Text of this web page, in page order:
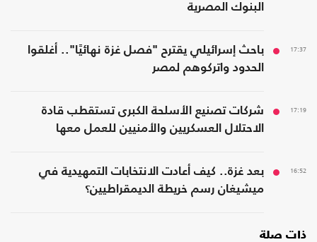
البنوك المصرية
17:37
باحث إسرائيلي يقترح "فصل غزة نهائيًا".. أغلقوا
الحدود واتركوهم لمصر
17:19
شركات تصنيع الأسلحة الكبرى تستقطب قادة
الاحتلال العسكريين والأمنيين للعمل معها
16:52
بعد غزة.. كيف أعادت الانتخابات التمهيدية في
ميشيغان رسم خريطة الديمقراطيين؟
ذات صلة